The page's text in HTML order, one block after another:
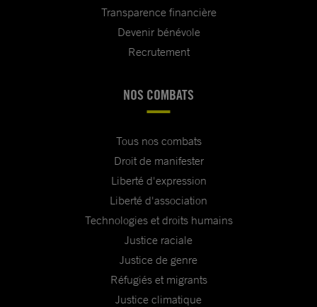
Transparence financière
Devenir bénévole
Recrutement
NOS COMBATS
Tous nos combats
Droit de manifester
Liberté d'expression
Liberté d'association
Technologies et droits humains
Justice raciale
Justice de genre
Réfugiés et migrants
Justice climatique